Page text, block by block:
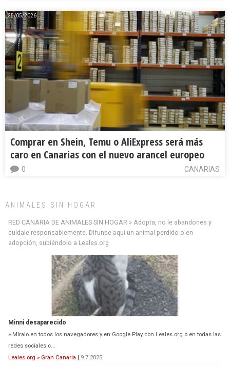
25/05/2026
Comprar en Shein, Temu o AliExpress será más
caro en Canarias con el nuevo arancel europeo
CANARIAS
0
ANIMALES SIN HOGAR
RED CANARIA DE ANIMALES SIN HOGAR » Adopta, no le abandones y
cuídale responsablemente. Difunde aquí un animal perdido o en
adopción, subiéndolo a Leales.org
Minni desaparecido
» Míralo en todos los navegadores y en Google Play con Leales.org o en todas las
redes sociales c...
Leales.org » Gran Canaria | 9.7.2025